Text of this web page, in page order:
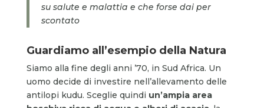
su salute e malattia e che forse dai per
scontato
Guardiamo all’esempio della Natura
Siamo alla fine degli anni ’70, in Sud Africa. Un
uomo decide di investire nell’allevamento delle
antilopi kudu. Sceglie quindi un’ampia area